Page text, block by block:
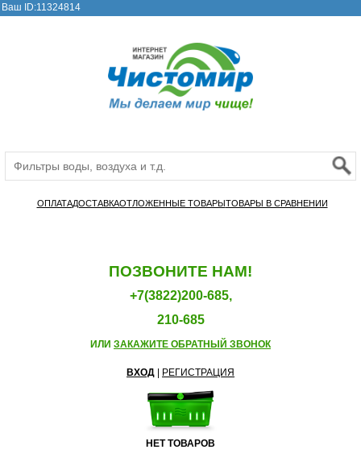
Ваш ID:11324814
ОПЛАТАДОСТАВКАОТЛОЖЕННЫЕ ТОВАРЫТОВАРЫ В СРАВНЕНИИ
ПОЗВОНИТЕ НАМ!
+7(3822)200-685,
210-685
ИЛИ ЗАКАЖИТЕ ОБРАТНЫЙ ЗВОНОК
ВХОД РЕГИСТРАЦИЯ
НЕТ ТОВАРОВ